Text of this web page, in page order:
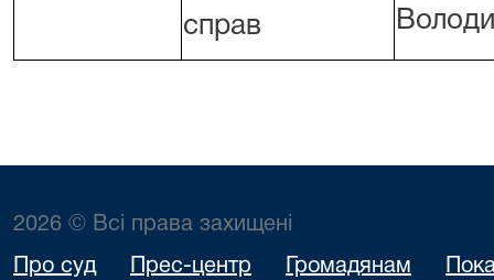
справ
2026 © Всі права захищені
Про суд Прес-центр Громадянам